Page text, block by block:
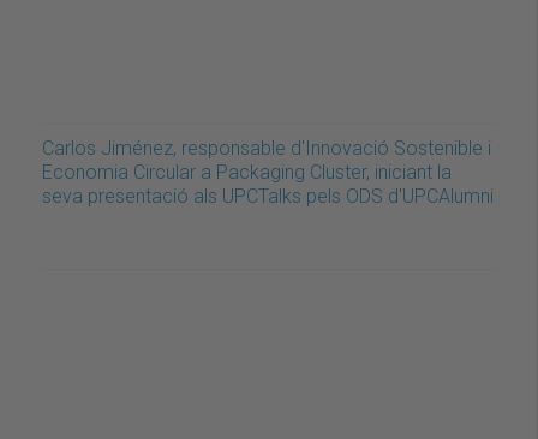
Carlos Jiménez, responsable d'Innovació Sostenible i
Economia Circular a Packaging Cluster, iniciant la
seva presentació als UPCTalks pels ODS d'UPCAlumni